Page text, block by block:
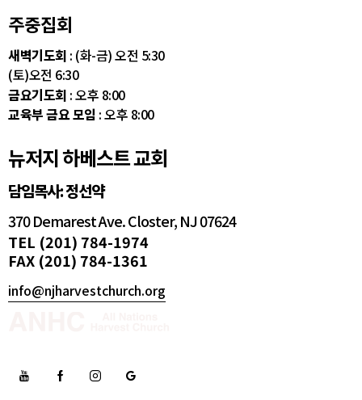
주중집회
새벽기도회 : (화-금) 오전 5:30
(토)오전 6:30
금요기도회 : 오후 8:00
교육부 금요 모임 : 오후 8:00
뉴저지 하베스트 교회
담임목사: 정선약
370 Demarest Ave. Closter, NJ 07624
TEL (201) 784-1974
FAX (201) 784-1361
info@njharvestchurch.org